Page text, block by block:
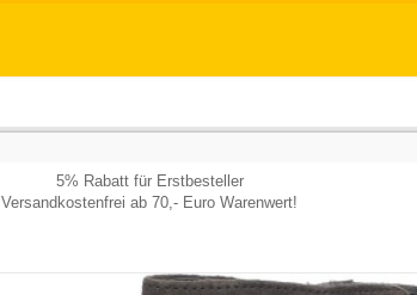
5% Rabatt für Erstbesteller
Versandkostenfrei ab 70,- Euro Warenwert!